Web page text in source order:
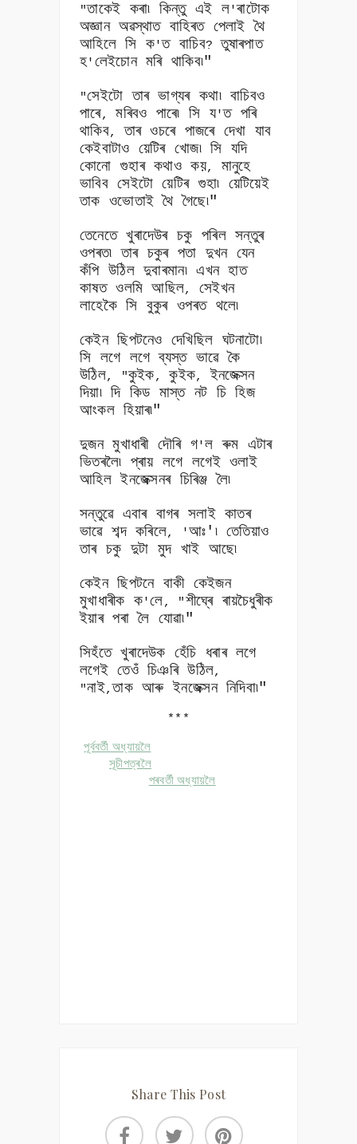
"তাকেই কৰা৷ কিন্তু এই ল'ৰাটোক
অজ্ঞান অৱস্থাত বাহিৰত পেলাই থৈ
আহিলে সি ক'ত বাচিব?তুষাৰপাত
হ' লেইচোন মৰি থাকিব৷"
"সেইটো তাৰ ভাগ্যৰ কথা৷ বাচিবও
পাৰে,মৰিবও পাৰে৷ সি য'ত পৰি
থাকিব,তাৰ ওচৰে পাজৰে দেখা যাব
কেইবাটাও য়েটিৰ খোজ৷ সি যদি
কোনো গুহাৰ কথাও কয়, মানুহে
ভাবিব সেইটো য়েটিৰ গুহা৷ য়েটিয়েই
তাক ওভোতাই থৈ গৈছে৷"
তেনেতে খুৰাদেউৰ চকু পৰিল সন্তুৰ
ওপৰত৷ তাৰ চকুৰ পতা দুখন যেন
কঁপি উঠিল দুবাৰমান৷ এখন হাত
কাষত ওলমি আছিল, সেইখন
লাহেকৈ সি বুকুৰ ওপৰত থলে৷
কেইন ছিপটনেও দেখিছিল ঘটনাটো৷
সি লগে লগে ব্যস্ত ভাৱে কৈ
উঠিল, "কুইক,কুইক, ইনজেক্সন
দিয়া৷ দি কিড মাস্ত নট চি হিজ
আংকল হিয়াৰ৷"
দুজন মুখাধাৰী দৌৰি গ'ল ৰুম এটাৰ
ভিতৰলৈ৷ প্ৰায় লগে লগেই ওলাই
আহিল ইনজেক্সনৰ চিৰিঞ্জ লৈ৷
সন্তুৱে এবাৰ বাগৰ সলাই কাতৰ
ভাৱে শব্দ কৰিলে, 'আঃ'৷ তেতিয়াও
তাৰ চকু দুটা মুদ খাই আছে৷
কেইন ছিপটনে বাকী কেইজন
মুখাধাৰীক ক'লে, "শীঘ্ৰে ৰায়চৈধুৰীক
ইয়াৰ পৰা লৈ যোৱা৷"
সিহঁতে খুৰাদেউক হেঁচি ধৰাৰ লগে
লগেই তেওঁ চিঞৰি উঠিল,
"নাই,তাক আৰু ইনজেক্সন নিদিবা৷"
***
পূৰ্ববৰ্তী অধ্যায়লৈ
সূচীপত্ৰলৈ
পৰবৰ্তী অধ্যায়লৈ
Share This Post